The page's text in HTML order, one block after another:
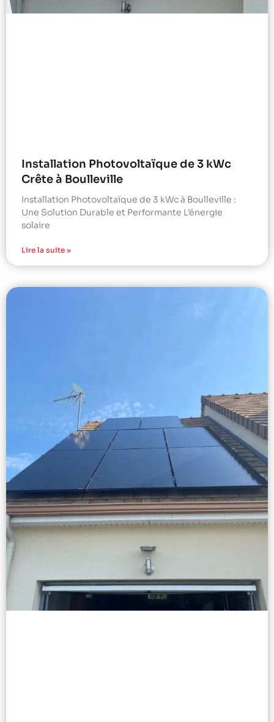
Installation Photovoltaïque de 3 kWc
Crête à Boulleville
Installation Photovoltaïque de 3 kWc à Boulleville :
Une Solution Durable et Performante L’énergie
solaire
Lire la suite »